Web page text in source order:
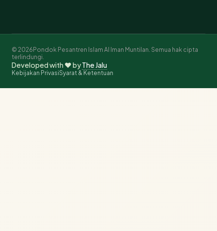
© 2026Pondok Pesantren Islam Al Iman Muntilan. Semua hak cipta
terlindungi.
Developed with ❤️ byThe Jalu
Kebijakan PrivasiSyarat & Ketentuan